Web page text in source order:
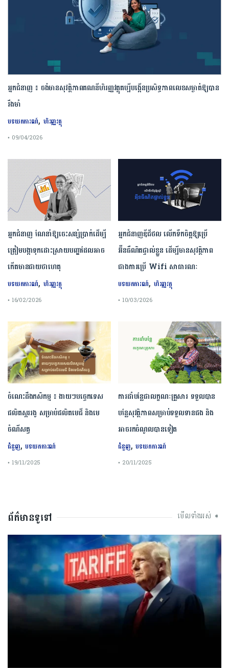
អ្នកជំនាញ ៖ ចង់មានសុវត្ថិភាពគណនីហិរញ្ញវត្ថុគប្បីបង្កើនប្រសិទ្ធភាពលេខសម្ងាត់ឱ្យបាន
រឹងមាំ
បទយកការណ៍, ហិរញ្ញវត្ថុ
• 09/04/2026
អ្នកជំនាញឌីជីថល លើកទឹកចិត្តឱ្យប្រើ
អ៊ីនធឺណិតផ្ទាល់ខ្លួន ដើម្បីមានសុវត្ថិភាព
ជាងការប្រើ Wifi​ សាធារណៈ
បទយកការណ៍, ហិរញ្ញវត្ថុ
• 10/03/2026
អ្នកជំនាញ ណែនាំឱ្យចេះសន្សំប្រាក់ដើម្បី
ត្រៀមបង្កាទុកដោះស្រាយបញ្ហាដែលអាច
កើតមានជាយថាហេតុ
បទយកការណ៍, ហិរញ្ញវត្ថុ
• 16/02/2026
ការដាំបន្លែជាលក្ខណៈគ្រួសារ ទទួលបាន
បន្លែសុវត្ថិភាពសម្រាប់ទទួលទានផង និង
អាចរកចំណូលបានទៀត
ជំនួញ,បទយកការណ៍
• 20/11/2025
ចំណេះដឹងកសិកម្ម ៖ ងាយៗបច្ចេកទេស
ផលិតស្កររងូ សម្រាប់ផលិតមេជី និងមេ
ចំណីសត្វ
ជំនួញ,បទយកការណ៍
• 19/11/2025
ព័ត៌មានទូទៅ មើលទាំងអស់ ➧